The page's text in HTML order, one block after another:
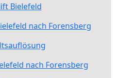
Bielefeld
nach Forensberg
nach Forensberg